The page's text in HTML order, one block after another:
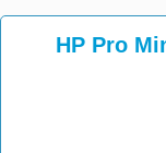
HP Pro